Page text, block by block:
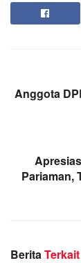
Anggota
Pariaman,
BeritaTerkait